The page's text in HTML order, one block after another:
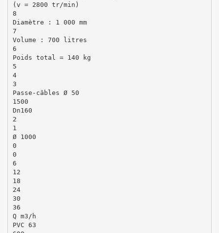
(v = 2800 tr/min)
8
Diamètre : 1 000 mm
7
Volume : 700 litres
6
Poids total = 140 kg
5
4
3
Passe-câbles Ø 50
1500
Dn160
2
1
Ø 1000
0
0
6
12
18
24
30
36
Q m3/h
PVC 63